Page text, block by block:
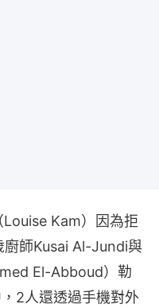
Kam）因為拒
師Kusai Al-Jundi與
El-Abboud）勒
2人還透過手機對外